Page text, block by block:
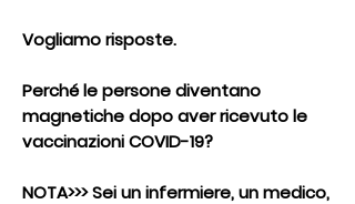
Vogliamo risposte.
Perché le persone diventano
magnetiche dopo aver ricevuto le
vaccinazioni COVID-19?
​NOTA>>> Sei un infermiere, un medico,